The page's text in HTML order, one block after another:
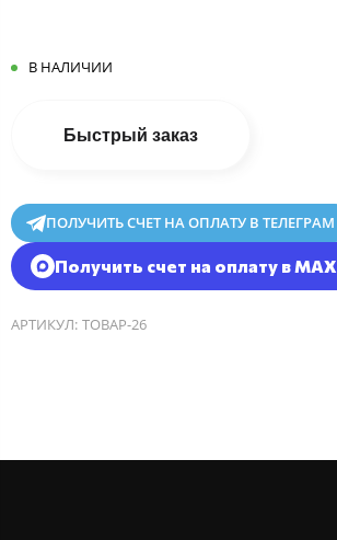
В НАЛИЧИИ
Быстрый заказ
ПОЛУЧИТЬ СЧЕТ НА ОПЛАТУ В ТЕЛЕГРАМ
Получить счет на оплату в MAX
АРТИКУЛ: ТОВАР-26